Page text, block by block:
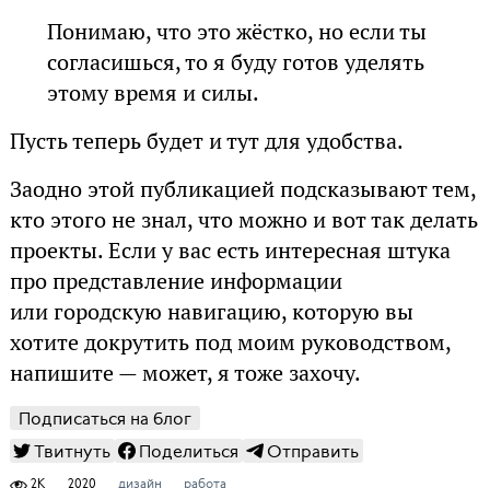
Понимаю, что это жёстко, но если ты
согласишься, то я буду готов уделять
этому время и силы.
Пусть теперь будет и тут для удобства.
Заодно этой публикацией подсказывают тем,
кто этого не знал, что можно и вот так делать
проекты. Если у вас есть интересная штука
про представление информации
или городскую навигацию, которую вы
хотите докрутить под моим руководством,
напишите — может, я тоже захочу.
Подписаться на блог
Твитнуть
Поделиться Отправить
2K 2020 дизайн работа